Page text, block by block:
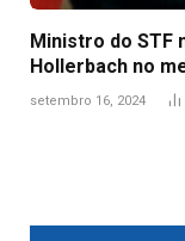
Ministro do STF
Hollerbach no
setembro 16, 2024